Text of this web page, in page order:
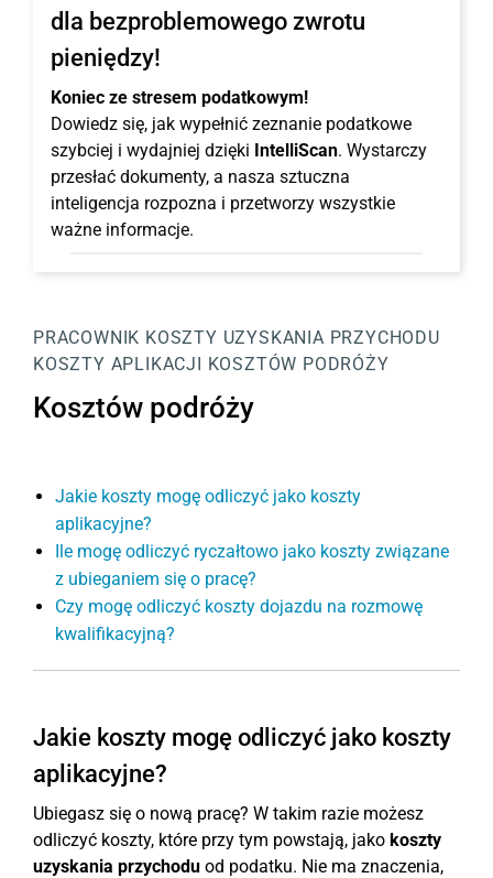
dla bezproblemowego zwrotu
pieniędzy!
Koniec ze stresem podatkowym!
Dowiedz się, jak wypełnić zeznanie podatkowe
szybciej i wydajniej dzięki IntelliScan. Wystarczy
przesłać dokumenty, a nasza sztuczna
inteligencja rozpozna i przetworzy wszystkie
ważne informacje.
PRACOWNIK KOSZTY UZYSKANIA PRZYCHODU
KOSZTY APLIKACJI KOSZTÓW PODRÓŻY
Kosztów podróży
Jakie koszty mogę odliczyć jako koszty
aplikacyjne?
Ile mogę odliczyć ryczałtowo jako koszty związane
z ubieganiem się o pracę?
Czy mogę odliczyć koszty dojazdu na rozmowę
kwalifikacyjną?
Jakie koszty mogę odliczyć jako koszty
aplikacyjne?
Ubiegasz się o nową pracę? W takim razie możesz
odliczyć koszty, które przy tym powstają, jako koszty
uzyskania przychodu od podatku. Nie ma znaczenia,